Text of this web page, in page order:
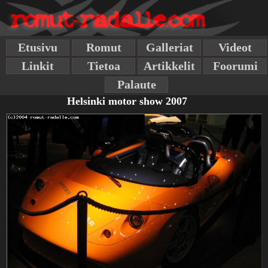
Etusivu Romut Galleriat
Videot
Linkit
Tietoa Artikkelit
Foorumi
Palaute
Helsinki motor show 2007